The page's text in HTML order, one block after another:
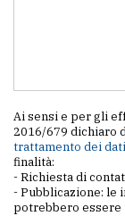
Ai sensi e per gli
2016/679 dichiaro
trattamento dei
finalità:
- Richiesta di
- Pubblicazione: le
potrebbero essere